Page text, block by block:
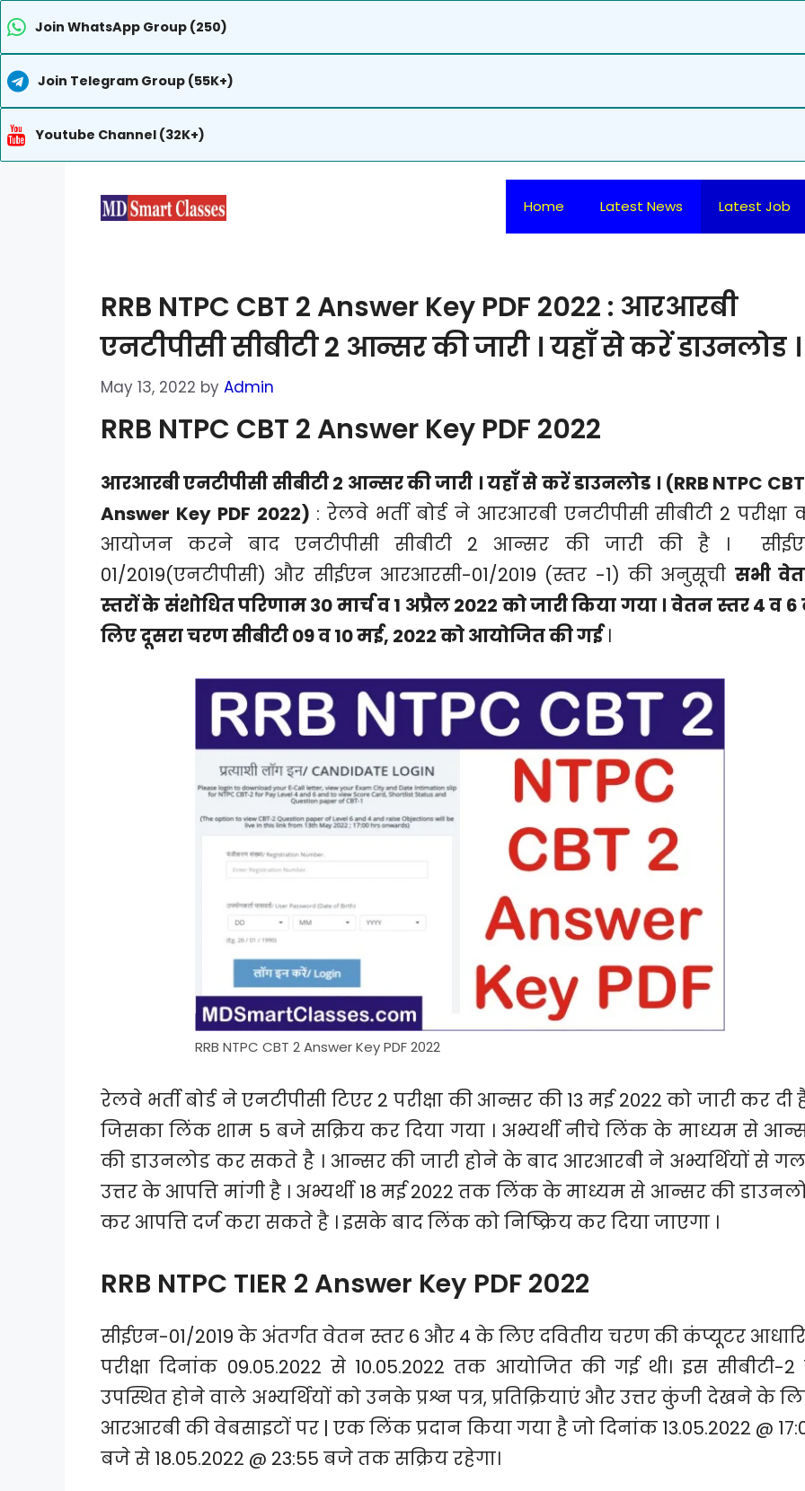
Join WhatsApp Group (250)
Join Telegram Group (55K+)
Youtube Channel (32K+)
Home Latest News Latest Job
RRB NTPC CBT 2 Answer Key PDF 2022 : आरआरबी
एनटीपीसी सीबीटी 2 आन्सर की जारी । यहाँ से करें डाउनलोड ।
May 13, 2022 by Admin
RRB NTPC CBT 2 Answer Key PDF 2022
आरआरबी एनटीपीसी सीबीटी 2 आन्सर की जारी । यहाँ से करें डाउनलोड । (RRB NTPC
Answer Key PDF 2022) : रेलवे भर्ती बोर्ड ने आरआरबी एनटीपीसी सीबीटी 2 परीक्षा
आयोजन करने बाद एनटीपीसी सीबीटी 2 आन्सर की जारी की है ।
01/2019(एनटीपीसी) और सीईएन आरआरसी-01/2019 (स्तर -1) की अनुसूची सभी
स्तरों के संशोधित परिणाम 30 मार्च व 1 अप्रैल 2022 को जारी किया गया । वेतन स्तर 4 व
लिए दूसरा चरण सीबीटी 09 व 10 मई, 2022 को आयोजित की गई।
RRB NTPC CBT 2 Answer Key PDF 2022
रेलवे भर्ती बोर्ड ने एनटीपीसी टिएर 2 परीक्षा की आन्सर की 13 मई 2022 को जारी कर दी
जिसका लिंक शाम 5 बजे सक्रिय कर दिया गया । अभ्यर्थी नीचे लिंक के माध्यम से
की डाउनलोड कर सकते है । आन्सर की जारी होने के बाद आरआरबी ने अभ्यर्थियों से
उत्तर के आपत्ति मांगी है । अभ्यर्थी 18 मई 2022 तक लिंक के माध्यम से आन्सर की
कर आपत्ति दर्ज करा सकते है । इसके बाद लिंक को निष्क्रिय कर दिया जाएगा ।
RRB NTPC TIER 2 Answer Key PDF 2022
सीईएन-01/2019 के अंतर्गत वेतन स्तर 6 और 4 के लिए दवितीय चरण की कंप्यूटर
परीक्षा दिनांक 09.05.2022 से 10.05.2022 तक आयोजित की गई थी। इस सीबीटी-
उपस्थित होने वाले अभ्यर्थियों को उनके प्रश्न पत्र, प्रतिक्रियाएं और उत्तर कुंजी देखने के
आरआरबी की वेबसाइटों पर | एक लिंक प्रदान किया गया है जो दिनांक 13.05.2022 @
बजे से 18.05.2022 @ 23:55 बजे तक सक्रिय रहेगा।